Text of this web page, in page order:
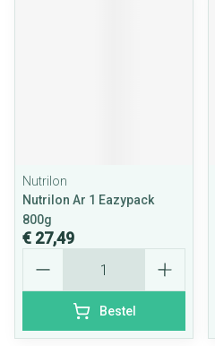
Nutrilon
Nutrilon Ar 1 Eazypack
800g
€ 27,49
Bestel